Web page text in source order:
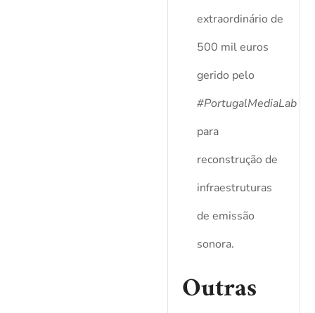
extraordinário de
500 mil euros
gerido pelo
#PortugalMediaLab
para
reconstrução de
infraestruturas
de emissão
sonora.
Outras